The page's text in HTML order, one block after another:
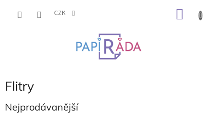
CZK
Flitry
Nejprodávanější